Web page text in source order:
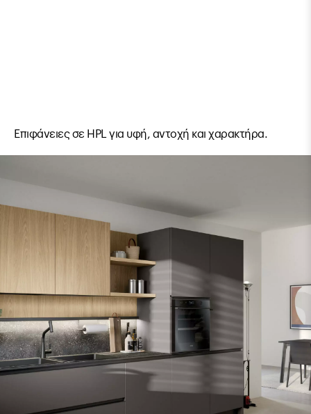
Επιφάνειες σε HPL για υφή, αντοχή και χαρακτήρα.